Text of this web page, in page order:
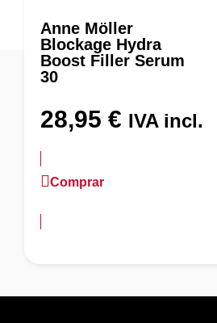
Anne Möller
Blockage Hydra
Boost Filler Serum
30
28,95 € IVA incl.
Comprar